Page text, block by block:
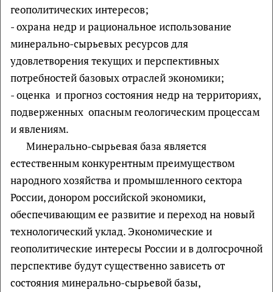
геополитических интересов;
- охрана недр и рациональное использование
минерально-сырьевых ресурсов для
удовлетворения текущих и перспективных
потребностей базовых отраслей экономики;
- оценка и прогноз состояния недр на территориях,
подверженных опасным геологическим процессам
и явлениям.
Минерально-сырьевая база является
естественным конкурентным преимуществом
народного хозяйства и промышленного сектора
России, донором российской экономики,
обеспечивающим ее развитие и переход на новый
технологический уклад. Экономические и
геополитические интересы России и в долгосрочной
перспективе будут существенно зависеть от
состояния минерально-сырьевой базы,